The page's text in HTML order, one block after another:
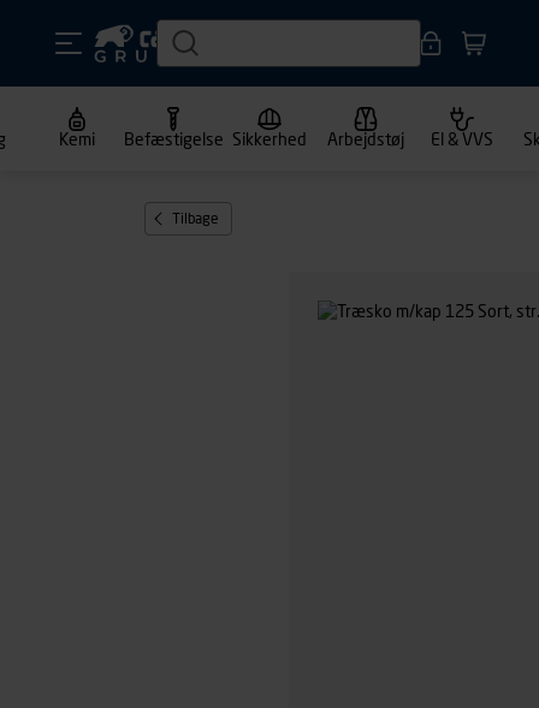
Kemi Befæstigelse Sikkerhed Arbejdstøj El & VVS
Tilbage